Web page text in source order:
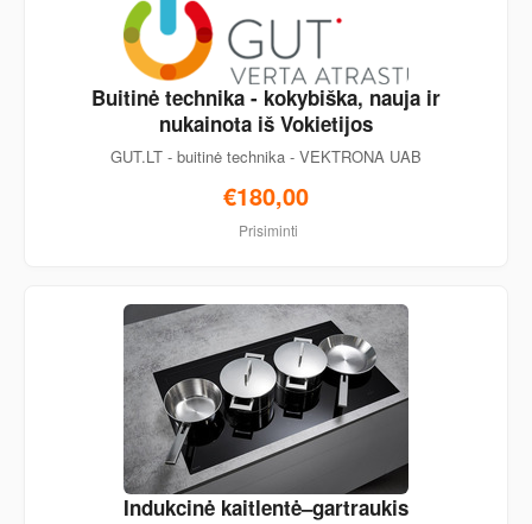
Buitinė technika - kokybiška, nauja ir
nukainota iš Vokietijos
GUT.LT - buitinė technika - VEKTRONA UAB
€180,00
Prisiminti
Indukcinė kaitlentė–gartraukis